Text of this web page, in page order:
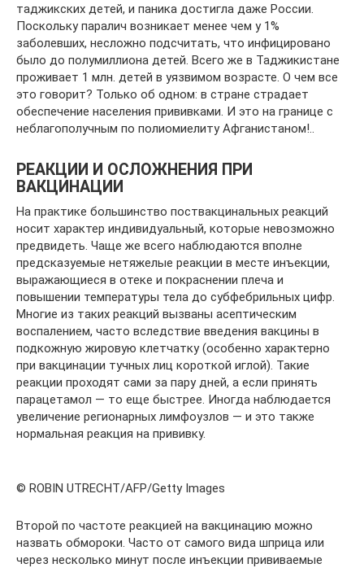
таджикских детей, и паника достигла даже России.
Поскольку паралич возникает менее чем у 1%
заболевших, несложно подсчитать, что инфицировано
было до полумиллиона детей. Всего же в Таджикистане
проживает 1 млн. детей в уязвимом возрасте. О чем все
это говорит? Только об одном: в стране страдает
обеспечение населения прививками. И это на границе с
неблагополучным по полиомиелиту Афганистаном!..
РЕАКЦИИ И ОСЛОЖНЕНИЯ ПРИ
ВАКЦИНАЦИИ
На практике большинство поствакцинальных реакций
носит характер индивидуальный, которые невозможно
предвидеть. Чаще же всего наблюдаются вполне
предсказуемые нетяжелые реакции в месте инъекции,
выражающиеся в отеке и покраснении плеча и
повышении температуры тела до субфебрильных цифр.
Многие из таких реакций вызваны асептическим
воспалением, часто вследствие введения вакцины в
подкожную жировую клетчатку (особенно характерно
при вакцинации тучных лиц короткой иглой). Такие
реакции проходят сами за пару дней, а если принять
парацетамол — то еще быстрее. Иногда наблюдается
увеличение регионарных лимфоузлов — и это также
нормальная реакция на прививку.
© ROBIN UTRECHT/AFP/Getty Images
Второй по частоте реакцией на вакцинацию можно
назвать обмороки. Часто от самого вида шприца или
через несколько минут после инъекции прививаемые